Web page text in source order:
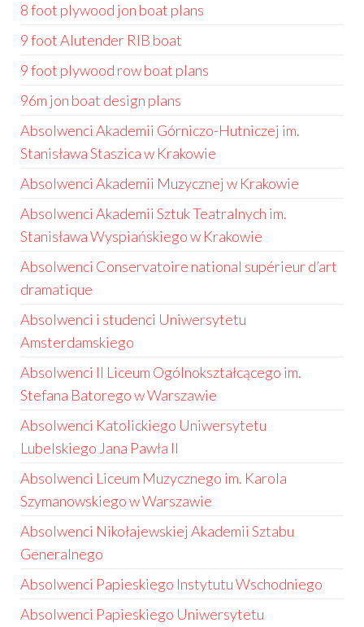
8 foot plywood jon boat plans
9 foot Alutender RIB boat
9 foot plywood row boat plans
96m jon boat design plans
Absolwenci Akademii Górniczo-Hutniczej im.
Stanisława Staszica w Krakowie
Absolwenci Akademii Muzycznej w Krakowie
Absolwenci Akademii Sztuk Teatralnych im.
Stanisława Wyspiańskiego w Krakowie
Absolwenci Conservatoire national supérieur d’art
dramatique
Absolwenci i studenci Uniwersytetu
Amsterdamskiego
Absolwenci II Liceum Ogólnokształcącego im.
Stefana Batorego w Warszawie
Absolwenci Katolickiego Uniwersytetu
Lubelskiego Jana Pawła II
Absolwenci Liceum Muzycznego im. Karola
Szymanowskiego w Warszawie
Absolwenci Nikołajewskiej Akademii Sztabu
Generalnego
Absolwenci Papieskiego Instytutu Wschodniego
Absolwenci Papieskiego Uniwersytetu